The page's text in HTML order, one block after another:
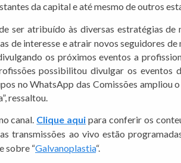
da capital e até mesmo de outros
ser atribuído às diversas estratégias
de interesse e atrair novos seguidores
os próximos eventos a
possibilitou divulgar os eventos
no WhatsApp das Comissões ampliou
ressaltou.
canal. Clique aqui para conferir os
transmissões ao vivo estão
sobre “Galvanoplastia“.